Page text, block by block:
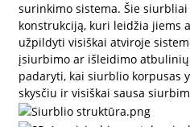
surinkimo sistema. Šie
konstrukciją, kuri leidžia jiems
užpildyti visiškai atviroje
įsiurbimo ar išleidimo
padaryti, kai siurblio korpusas
skysčiu ir visiškai sausa